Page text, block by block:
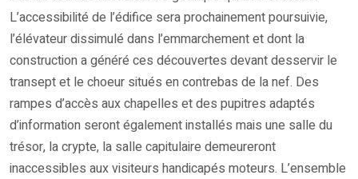
L’accessibilité de l’édifice sera prochainement poursuivie,
l’élévateur dissimulé dans l’emmarchement et dont la
construction a généré ces découvertes devant desservir le
transept et le choeur situés en contrebas de la nef. Des
rampes d’accès aux chapelles et des pupitres adaptés
d’information seront également installés mais une salle du
trésor, la crypte, la salle capitulaire demeureront
inaccessibles aux visiteurs handicapés moteurs. L’ensemble